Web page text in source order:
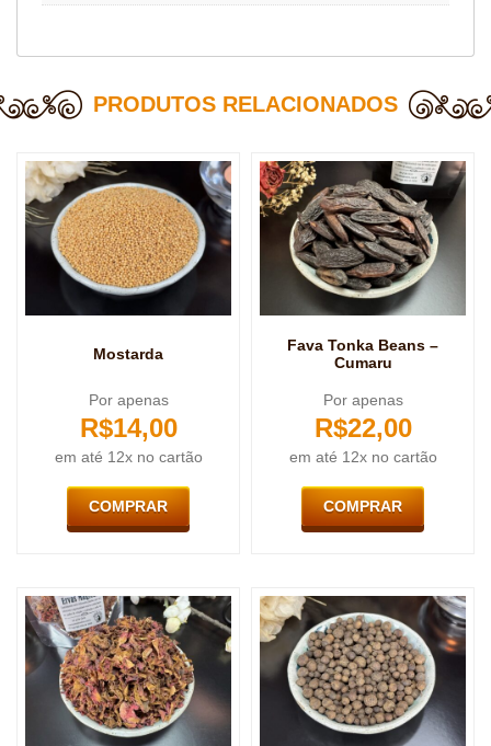
PRODUTOS RELACIONADOS
Mostarda
Por apenas
R$14,00
em até 12x no cartão
COMPRAR
Fava Tonka Beans –
Cumaru
Por apenas
R$22,00
em até 12x no cartão
COMPRAR